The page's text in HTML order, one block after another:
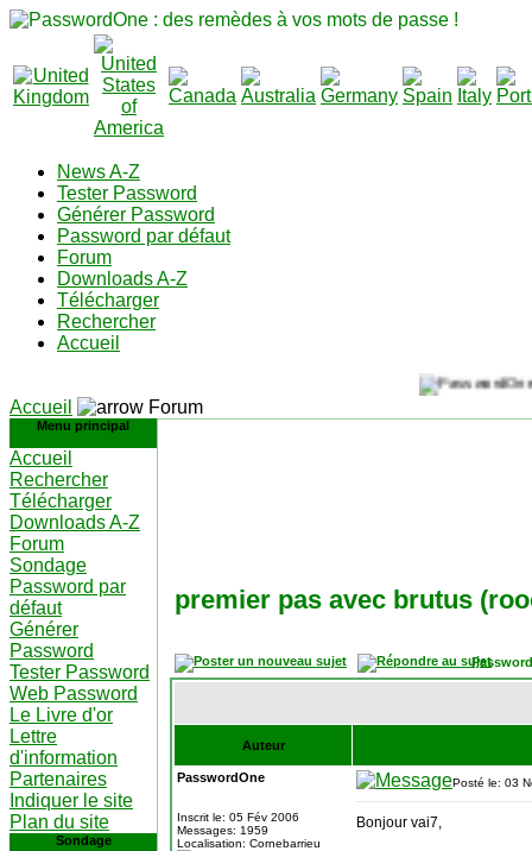
News A-Z
Tester Password
Générer Password
Password par défaut
Forum
Downloads A-Z
Télécharger
Rechercher
Accueil
Accueil Forum
Menu principal
Accueil
Rechercher
Télécharger
Downloads A-Z
Forum
Sondage
Password par
défaut
Générer
Password
Tester Password
Web Password
Le Livre d'or
Lettre
d'information
Partenaires
Indiquer le site
Plan du site
Sondage
premier pas avec brutus
Auteur
PasswordOne
Inscrit le: 05 Fév 2006
Messages: 1959
Localisation: Cornebarrieu
Posté le: 03
Bonjour vai7,